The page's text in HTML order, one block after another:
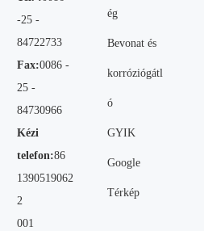
-25 -
84722733
Fax:0086 -
25 -
84730966
Kézi
telefon:86
1390519062
2
001
ég
Bevonat és
korróziógátl
ó
GYIK
Google
Térkép